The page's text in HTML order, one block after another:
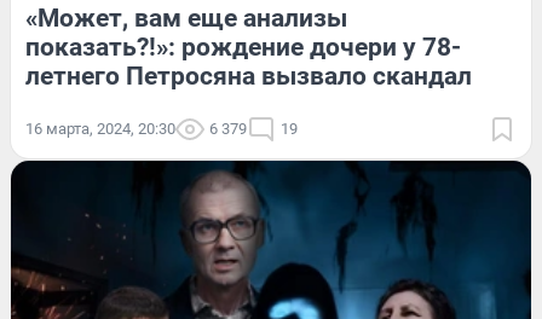
«Может, вам еще анализы
показать?!»: рождение дочери у 78-
летнего Петросяна вызвало скандал
16 марта, 2024, 20:30 6 379 19